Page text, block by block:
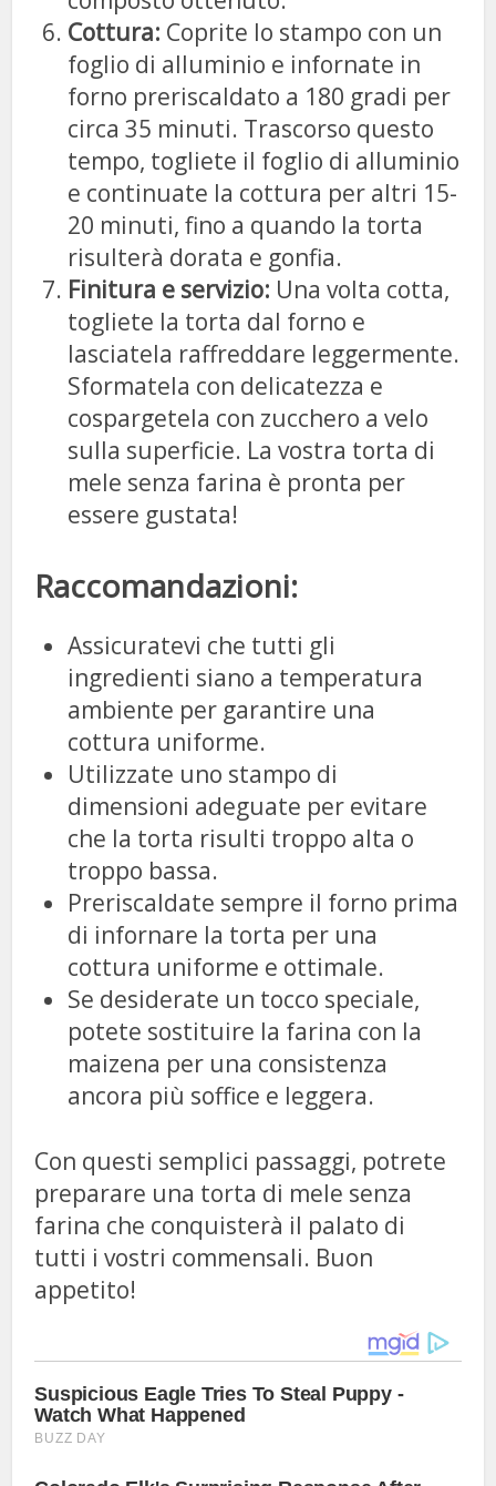
Cottura: Coprite lo stampo con un
foglio di alluminio e infornate in
forno preriscaldato a 180 gradi per
circa 35 minuti. Trascorso questo
tempo, togliete il foglio di alluminio
e continuate la cottura per altri 15-
20 minuti, fino a quando la torta
risulterà dorata e gonfia.
Finitura e servizio: Una volta cotta,
togliete la torta dal forno e
lasciatela raffreddare leggermente.
Sformatela con delicatezza e
cospargetela con zucchero a velo
sulla superficie. La vostra torta di
mele senza farina è pronta per
essere gustata!
Raccomandazioni:
Assicuratevi che tutti gli
ingredienti siano a temperatura
ambiente per garantire una
cottura uniforme.
Utilizzate uno stampo di
dimensioni adeguate per evitare
che la torta risulti troppo alta o
troppo bassa.
Preriscaldate sempre il forno prima
di infornare la torta per una
cottura uniforme e ottimale.
Se desiderate un tocco speciale,
potete sostituire la farina con la
maizena per una consistenza
ancora più soffice e leggera.
Con questi semplici passaggi, potrete
preparare una torta di mele senza
farina che conquisterà il palato di
tutti i vostri commensali. Buon
appetito!